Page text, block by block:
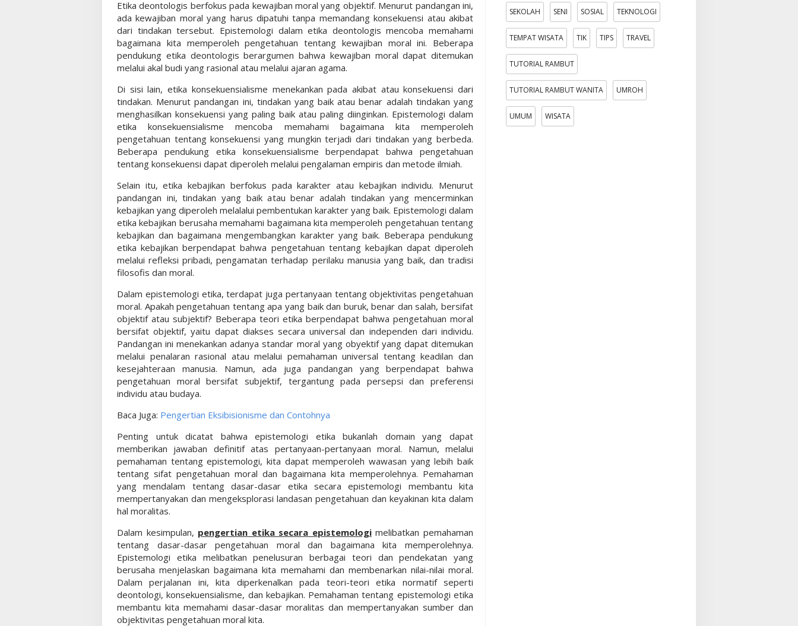
Etika deontologis berfokus pada kewajiban moral yang objektif. Menurut pandangan ini,
ada kewajiban moral yang harus dipatuhi tanpa memandang konsekuensi atau akibat
dari tindakan tersebut. Epistemologi dalam etika deontologis mencoba memahami
bagaimana kita memperoleh pengetahuan tentang kewajiban moral ini. Beberapa
pendukung etika deontologis berargumen bahwa kewajiban moral dapat ditemukan
melalui akal budi yang rasional atau melalui ajaran agama.
Di sisi lain, etika konsekuensialisme menekankan pada akibat atau konsekuensi dari
tindakan. Menurut pandangan ini, tindakan yang baik atau benar adalah tindakan yang
menghasilkan konsekuensi yang paling baik atau paling diinginkan. Epistemologi dalam
etika konsekuensialisme mencoba memahami bagaimana kita memperoleh
pengetahuan tentang konsekuensi yang mungkin terjadi dari tindakan yang berbeda.
Beberapa pendukung etika konsekuensialisme berpendapat bahwa pengetahuan
tentang konsekuensi dapat diperoleh melalui pengalaman empiris dan metode ilmiah.
Selain itu, etika kebajikan berfokus pada karakter atau kebajikan individu. Menurut
pandangan ini, tindakan yang baik atau benar adalah tindakan yang mencerminkan
kebajikan yang diperoleh melalalui pembentukan karakter yang baik. Epistemologi dalam
etika kebajikan berusaha memahami bagaimana kita memperoleh pengetahuan tentang
kebajikan dan bagaimana mengembangkan karakter yang baik. Beberapa pendukung
etika kebajikan berpendapat bahwa pengetahuan tentang kebajikan dapat diperoleh
melalui refleksi pribadi, pengamatan terhadap perilaku manusia yang baik, dan tradisi
filosofis dan moral.
Dalam epistemologi etika, terdapat juga pertanyaan tentang objektivitas pengetahuan
moral. Apakah pengetahuan tentang apa yang baik dan buruk, benar dan salah, bersifat
objektif atau subjektif? Beberapa teori etika berpendapat bahwa pengetahuan moral
bersifat objektif, yaitu dapat diakses secara universal dan independen dari individu.
Pandangan ini menekankan adanya standar moral yang obyektif yang dapat ditemukan
melalui penalaran rasional atau melalui pemahaman universal tentang keadilan dan
kesejahteraan manusia. Namun, ada juga pandangan yang berpendapat bahwa
pengetahuan moral bersifat subjektif, tergantung pada persepsi dan preferensi
individu atau budaya.
Baca Juga: Pengertian Eksibisionisme dan Contohnya
Penting untuk dicatat bahwa epistemologi etika bukanlah domain yang dapat
memberikan jawaban definitif atas pertanyaan-pertanyaan moral. Namun, melalui
pemahaman tentang epistemologi, kita dapat memperoleh wawasan yang lebih baik
tentang sifat pengetahuan moral dan bagaimana kita memperolehnya. Pemahaman
yang mendalam tentang dasar-dasar etika secara epistemologi membantu kita
mempertanyakan dan mengeksplorasi landasan pengetahuan dan keyakinan kita dalam
hal moralitas.
Dalam kesimpulan, pengertian etika secara epistemologimelibatkan pemahaman
tentang dasar-dasar pengetahuan moral dan bagaimana kita memperolehnya.
Epistemologi etika melibatkan penelusuran berbagai teori dan pendekatan yang
berusaha menjelaskan bagaimana kita memahami dan membenarkan nilai-nilai moral.
Dalam perjalanan ini, kita diperkenalkan pada teori-teori etika normatif seperti
deontologi, konsekuensialisme, dan kebajikan. Pemahaman tentang epistemologi etika
membantu kita memahami dasar-dasar moralitas dan mempertanyakan sumber dan
objektivitas pengetahuan moral kita.
SEKOLAH SENI SOSIAL TEKNOLOGI
TEMPAT WISATA TIK TIPS TRAVEL
TUTORIAL RAMBUT
TUTORIAL RAMBUT WANITA UMROH
UMUM WISATA